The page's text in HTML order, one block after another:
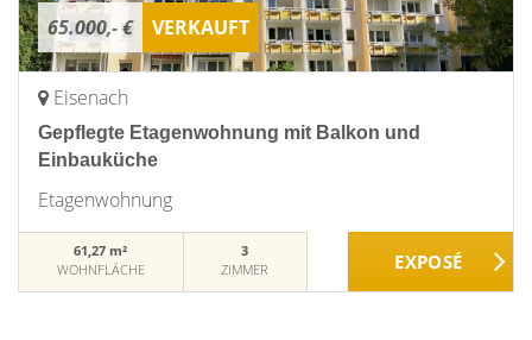
65.000,- € VERKAUFT
Eisenach
Gepflegte Etagenwohnung mit Balkon und
Einbauküche
Etagenwohnung
61,27 m²
WOHNFLÄCHE
3
ZIMMER